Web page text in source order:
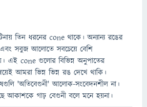
তিন ধরনের cone থাকে। অন্যান্য রঙের
এবং সবুজ আলোতে সবচেয়ে বেশি
এই cone গুলোর বিভিন্ন অনুপাতের
আমরা ভিন্ন ভিন্ন রঙ দেখে থাকি।
'অতিবেগুনী' আলোক-সংবেদনশীল না।
আকাশকে গাঢ় বেগুনী বলে মনে হয়না।